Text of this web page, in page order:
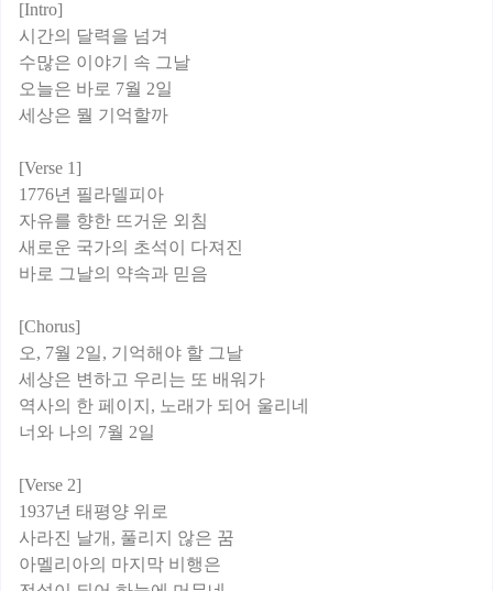
[Intro]
시간의 달력을 넘겨
수많은 이야기 속 그날
오늘은 바로 7월 2일
세상은 뭘 기억할까
[Verse 1]
1776년 필라델피아
자유를 향한 뜨거운 외침
새로운 국가의 초석이 다져진
바로 그날의 약속과 믿음
[Chorus]
오, 7월 2일, 기억해야 할 그날
세상은 변하고 우리는 또 배워가
역사의 한 페이지, 노래가 되어 울리네
너와 나의 7월 2일
[Verse 2]
1937년 태평양 위로
사라진 날개, 풀리지 않은 꿈
아멜리아의 마지막 비행은